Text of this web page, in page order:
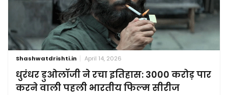
Shashwatdrishti.in April 14, 2026
धुरंधर डुओलॉजी ने रचा इतिहास: 3000 करोड़ पार
करने वाली पहली भारतीय फिल्म सीरीज